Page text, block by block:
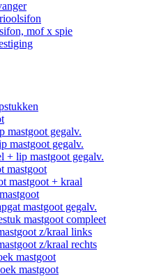
mof x spie
mastgoot gegalv.
mastgoot gegalv.
+ lip mastgoot gegalv.
mastgoot
mastgoot + kraal
mastgoot gegalv.
mastgoot compleet
z/kraal links
z/kraal rechts
mastgoot
mastgoot